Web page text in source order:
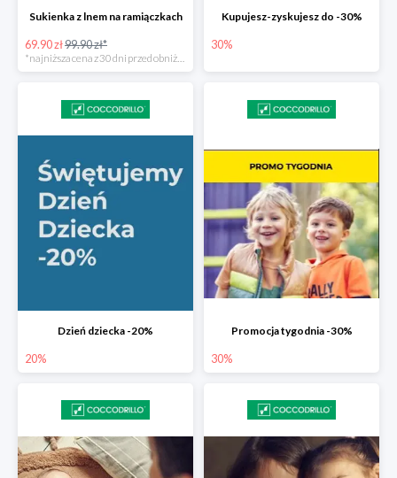
Sukienka z lnem na ramiączkach
69.90 zł99.90 zł*
*najniższa cena z 30 dni przed obniżką
Kupujesz-zyskujesz do -30%
30%
Dzień dziecka -20%
20%
Promocja tygodnia -30%
30%